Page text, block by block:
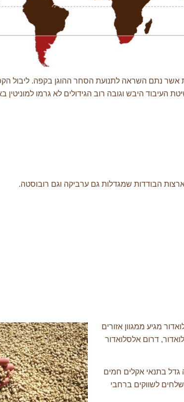
אשר נתם השראה לתנועת הסחר ההוגן בקפה. ליבול
היבש וגובה רוב הגידולים לא גרמו למוניטין
מגיע ממגוון אזורים
דרום אלסלואדור
בתנאי אקלים חמים
לשווקים ברחבי